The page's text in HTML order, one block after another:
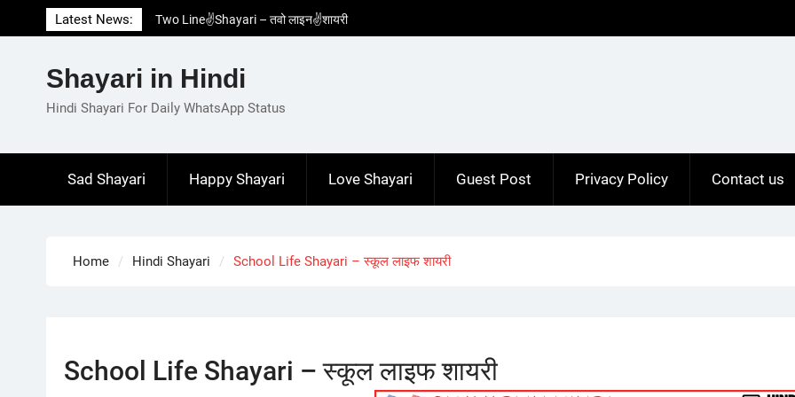
to
Latest News:
Two Line✌️Shayari – तवो लाइन✌️शायरी
Love😓Lines In Hindi – लव😓लाइन्स इन हिंदी
Love🥳Poetry In Hindi – लव🥳पोएट्री इन हिंदी
1 Line☝️Shayari In Hindi – १ लाइन☝️शायरी इन
Shayari in Hindi
Hindi Shayari For Daily WhatsApp Status
Sad Shayari Happy Shayari Love Shayari Guest Post Privacy Policy Contact us
Home Hindi Shayari School Life Shayari – स्कूल लाइफ शायरी
School Life Shayari – स्कूल लाइफ शायरी